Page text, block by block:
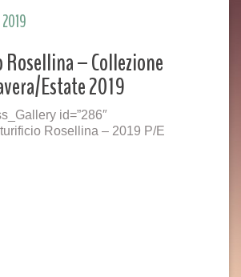
– Collezione
Estate 2019
id=”286″
Rosellina – 2019 P/E